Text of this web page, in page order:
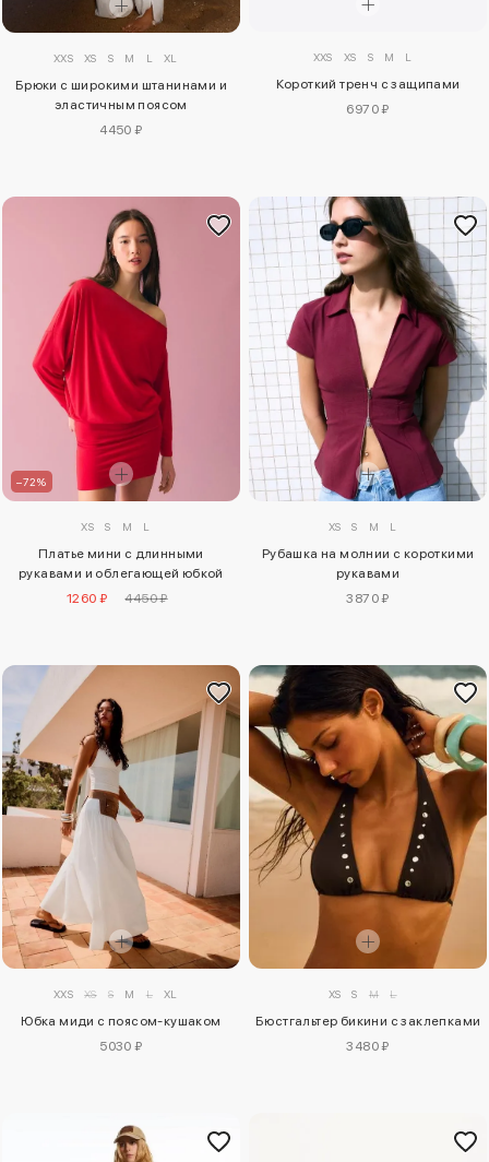
XXS XS S M L XL
Брюки с широкими штанинами и
эластичным поясом
4450 ₽
XXS XS S M L
Короткий тренч с защипами
6970 ₽
–72%
XS S M L
Платье мини с длинными
рукавами и облегающей юбкой
1260 ₽
4450 ₽
XS S M L
Рубашка на молнии с короткими
рукавами
3870 ₽
XXS XS S M L XL
Юбка миди с поясом-кушаком
5030 ₽
XS S M L
Бюстгальтер бикини с заклепками
3480 ₽